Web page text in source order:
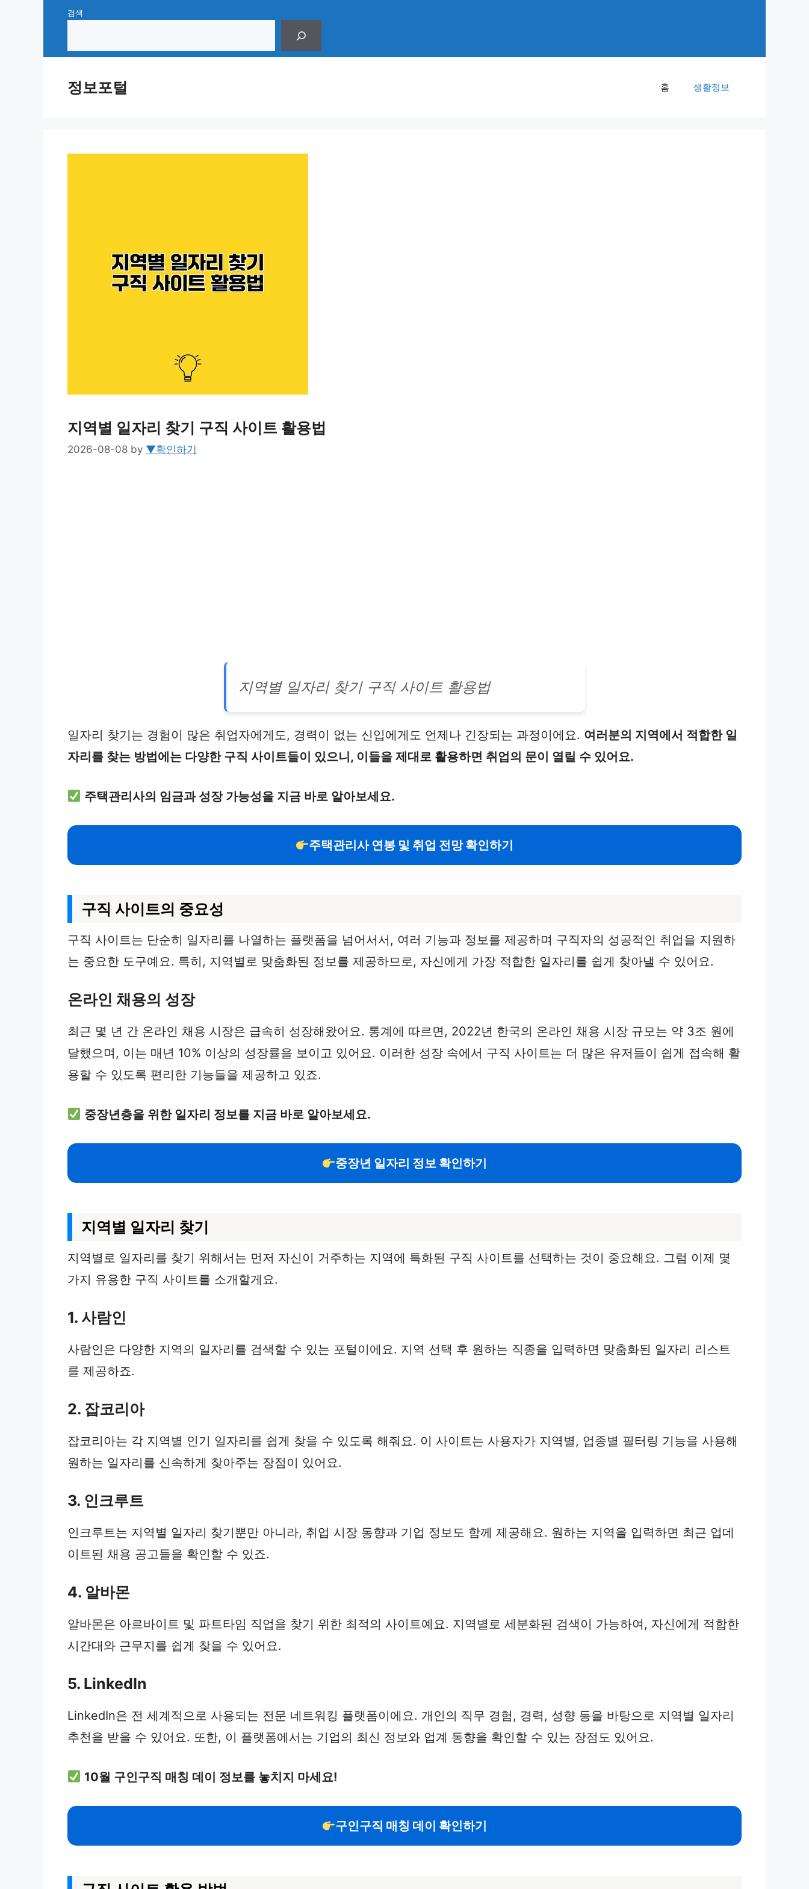
검색
정보포털 홈 생활정보
지역별 일자리 찾기 구직 사이트 활용법
2026-08-08 by ▼확인하기
지역별 일자리 찾기 구직 사이트 활용법
일자리 찾기는 경험이 많은 취업자에게도, 경력이 없는 신입에게도 언제나 긴장되는 과정이에요. 여러분의 지역에서 적합한 일
자리를 찾는 방법에는 다양한 구직 사이트들이 있으니, 이들을 제대로 활용하면 취업의 문이 열릴 수 있어요.
주택관리사의 임금과 성장 가능성을 지금 바로 알아보세요.
주택관리사 연봉 및 취업 전망 확인하기
구직 사이트의 중요성
구직 사이트는 단순히 일자리를 나열하는 플랫폼을 넘어서서, 여러 기능과 정보를 제공하며 구직자의 성공적인 취업을 지원하
는 중요한 도구예요. 특히, 지역별로 맞춤화된 정보를 제공하므로, 자신에게 가장 적합한 일자리를 쉽게 찾아낼 수 있어요.
온라인 채용의 성장
최근 몇 년 간 온라인 채용 시장은 급속히 성장해왔어요. 통계에 따르면, 2022년 한국의 온라인 채용 시장 규모는 약 3조 원에
달했으며, 이는 매년 10% 이상의 성장률을 보이고 있어요. 이러한 성장 속에서 구직 사이트는 더 많은 유저들이 쉽게 접속해 활
용할 수 있도록 편리한 기능들을 제공하고 있죠.
중장년층을 위한 일자리 정보를 지금 바로 알아보세요.
중장년 일자리 정보 확인하기
지역별 일자리 찾기
지역별로 일자리를 찾기 위해서는 먼저 자신이 거주하는 지역에 특화된 구직 사이트를 선택하는 것이 중요해요. 그럼 이제 몇
가지 유용한 구직 사이트를 소개할게요.
1. 사람인
사람인은 다양한 지역의 일자리를 검색할 수 있는 포털이에요. 지역 선택 후 원하는 직종을 입력하면 맞춤화된 일자리 리스트
를 제공하죠.
2. 잡코리아
잡코리아는 각 지역별 인기 일자리를 쉽게 찾을 수 있도록 해줘요. 이 사이트는 사용자가 지역별, 업종별 필터링 기능을 사용해
원하는 일자리를 신속하게 찾아주는 장점이 있어요.
3. 인크루트
인크루트는 지역별 일자리 찾기뿐만 아니라, 취업 시장 동향과 기업 정보도 함께 제공해요. 원하는 지역을 입력하면 최근 업데
이트된 채용 공고들을 확인할 수 있죠.
4. 알바몬
알바몬은 아르바이트 및 파트타임 직업을 찾기 위한 최적의 사이트예요. 지역별로 세분화된 검색이 가능하여, 자신에게 적합한
시간대와 근무지를 쉽게 찾을 수 있어요.
5. LinkedIn
LinkedIn은 전 세계적으로 사용되는 전문 네트워킹 플랫폼이에요. 개인의 직무 경험, 경력, 성향 등을 바탕으로 지역별 일자리
추천을 받을 수 있어요. 또한, 이 플랫폼에서는 기업의 최신 정보와 업계 동향을 확인할 수 있는 장점도 있어요.
10월 구인구직 매칭 데이 정보를 놓치지 마세요!
구인구직 매칭 데이 확인하기